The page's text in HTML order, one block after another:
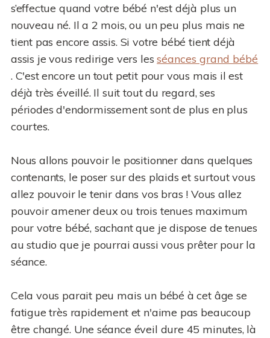
s’effectue quand votre bébé n'est déjà plus un
nouveau né. Il a 2 mois, ou un peu plus mais ne
tient pas encore assis. Si votre bébé tient déjà
assis je vous redirige vers lesséances grand bébé
. C'est encore un tout petit pour vous mais il est
déjà très éveillé. Il suit tout du regard, ses
périodes d'endormissement sont de plus en plus
courtes.
Nous allons pouvoir le positionner dans quelques
contenants, le poser sur des plaids et surtout vous
allez pouvoir le tenir dans vos bras ! Vous allez
pouvoir amener deux ou trois tenues maximum
pour votre bébé, sachant que je dispose de tenues
au studio que je pourrai aussi vous prêter pour la
séance.
Cela vous parait peu mais un bébé à cet âge se
fatigue très rapidement et n'aime pas beaucoup
être changé. Une séance éveil dure 45 minutes, là